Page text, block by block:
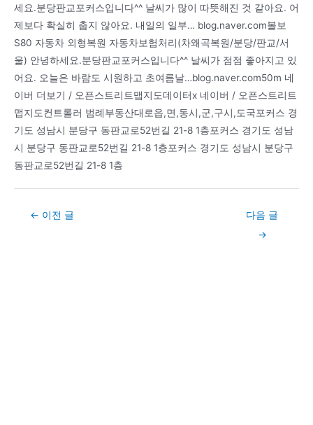
세요.분당판교포커스입니다^^ 날씨가 많이 따뜻해진 것 같아요. 어
제보다 확실히 춥지 않아요. 내일의 일부… blog.naver.com볼보
S80 자동차 외형복원 자동차보험처리(차왜곡복원/분당/판교/서
울) 안녕하세요.분당판교포커스입니다^^ 날씨가 점점 좋아지고 있
어요. 오늘은 바람도 시원하고 초여름날…blog.naver.com50m 네
이버 더보기 / 오픈스트리트맵지도데이터x 네이버 / 오픈스트리트
맵지도컨트롤러 범례부동산대로읍,면,동시,군,구시,도국포커스 경
기도 성남시 분당구 동판교로52번길 21-8 1층포커스 경기도 성남
시 분당구 동판교로52번길 21-8 1층포커스 경기도 성남시 분당구
동판교로52번길 21-8 1층
Post← 이전 글
다음 글
→